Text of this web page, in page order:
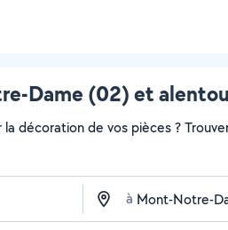
Dame (02) et
décoration de vos pièces ?
à